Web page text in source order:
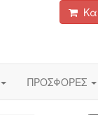
ΠΡΟΣΦΟΡΕΣ